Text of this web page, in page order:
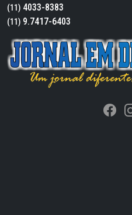
(11) 4033-8383
(11) 9.7417-6403